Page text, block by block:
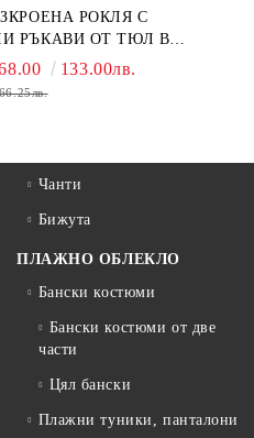
РОКЛЯ С
РЪКАВИ ОТ ТЮЛ В
133.00лв.
Чанти
Бижута
ПЛАЖНО ОБЛЕКЛО
Бански костюми
Бански костюми от две
части
Цял бански
Плажни туники, панталони